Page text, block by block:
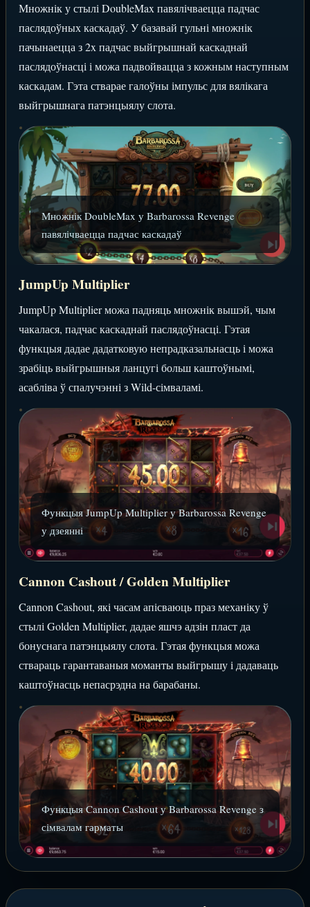
Множнік у стылі DoubleMax павялічваецца падчас
паслядоўных каскадаў. У базавай гульні множнік
пачынаецца з 2x падчас выйгрышнай каскаднай
паслядоўнасці і можа падвойвацца з кожным наступным
каскадам. Гэта стварае галоўны імпульс для вялікага
выйгрышнага патэнцыялу слота.
Множнік DoubleMax у Barbarossa Revenge
павялічваецца падчас каскадаў
JumpUp Multiplier
JumpUp Multiplier можа падняць множнік вышэй, чым
чакалася, падчас каскаднай паслядоўнасці. Гэтая
функцыя дадае дадатковую непрадказальнасць і можа
зрабіць выйгрышныя ланцугі больш каштоўнымі,
асабліва ў спалучэнні з Wild-сімваламі.
Функцыя JumpUp Multiplier у Barbarossa Revenge
у дзеянні
Cannon Cashout / Golden Multiplier
Cannon Cashout, які часам апісваюць праз механіку ў
стылі Golden Multiplier, дадае яшчэ адзін пласт да
бонуснага патэнцыялу слота. Гэтая функцыя можа
ствараць гарантаваныя моманты выйгрышу і дадаваць
каштоўнасць непасрэдна на барабаны.
Функцыя Cannon Cashout у Barbarossa Revenge з
сімвалам гарматы